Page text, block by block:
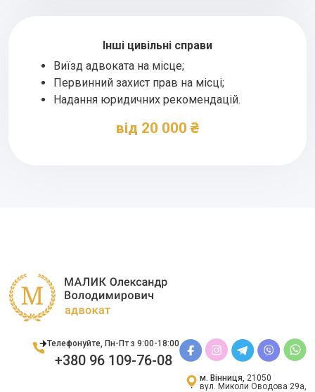
Інші цивільні справи
Виїзд адвоката на місце;
Первинний захист прав на місці;
Надання юридичних рекомендацій.
від 20 000 ₴
Телефонуйте, Пн-Пт з 9:00-18:00
+380 96 109-76-08
м. Вінниця, 21050
вул. Миколи Оводова 29а,